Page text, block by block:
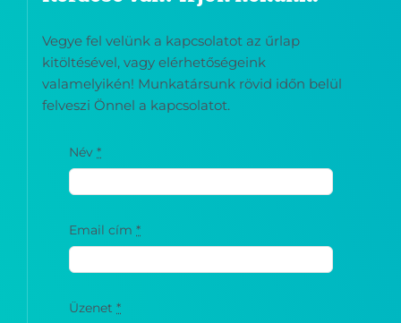
Vegye fel velünk a kapcsolatot az űrlap
kitöltésével, vagy elérhetőségeink
valamelyikén! Munkatársunk rövid időn belül
felveszi Önnel a kapcsolatot.
Név*
Email cím*
Üzenet*